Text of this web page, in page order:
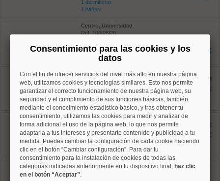
1 dormitorios
1 baños
Centro, Universidad
Ref: 10008920
2 dormitorios
2 baños
649.000 €
Centro, Universidad
Ref: 10008831
34 m²
1 dormitorios
1 baños
antes 269.000 €
249.000 €
Centro, Universidad
Ref: 10008924
44 m²
1 dormitorios
2 baños
antes 379.000 €
358.000 €
Chamartín, El Viso
Ref: 10008490
105 m²
Consentimiento para las cookies y los
datos
Con el fin de ofrecer servicios del nivel más alto en nuestra página
web, utilizamos cookies y tecnologías similares. Esto nos permite
garantizar el correcto funcionamiento de nuestra página web, su
seguridad y el cumplimiento de sus funciones básicas, también
mediante el conocimiento estadístico básico, y tras obtener tu
consentimiento, utilizamos las cookies para medir y analizar de
forma adicional el uso de la página web, lo que nos permite
adaptarla a tus intereses y presentarte contenido y publicidad a tu
medida. Puedes cambiar la configuración de cada cookie haciendo
clic en el botón “Cambiar configuración”. Para dar tu
consentimiento para la instalación de cookies de todas las
categorías indicadas anteriormente en tu dispositivo final, haz clic
en el botón “Aceptar”.